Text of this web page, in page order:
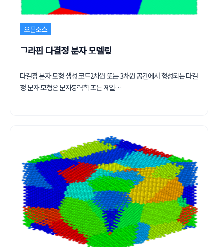
오픈소스
그라핀 다결정 분자 모델링
다결정 분자 모형 생성 코드2차원 또는 3차원 공간에서 형성되는 다결
정 분자 모형은 분자동력학 또는 제일…